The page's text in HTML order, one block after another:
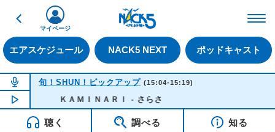
戻る
エアスケジュール NACK5 NEXT ポッドキャスト
マイページ
NOW ON AIR
旬！SHUN！ピックアップ (15:04-15:19)
NOW PLAYING 14:56
ＫＡＭＩＮＡＲＩ - さらさ
聴く 調べる 知る